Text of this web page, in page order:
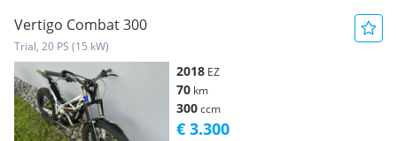
Vertigo Combat 300
Trial, 20 PS (15 kW)
2018 EZ
70 km
300ccm
€ 3.300